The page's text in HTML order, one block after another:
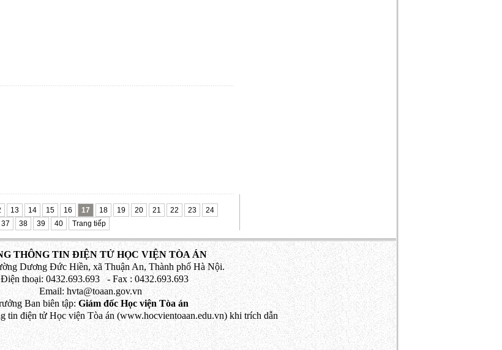
13 14 15 16 17 18 19 20 21 22 23
24
37 38 39 40 Trang tiếp
THÔNG TIN ĐIỆN TỬ HỌC VIỆN TÒA ÁN
Dương Đức Hiền, xã Thuận An, Thành phố Hà Nội.
thoại: 0432.693.693 - Fax : 0432.693.693
Email: hvta@toaan.gov.vn
Ban biên tập:Giám đốc Học viện Tòa án
tin điện tử Học viện Tòa án (www.hocvientoaan.edu.vn) khi trích dẫn